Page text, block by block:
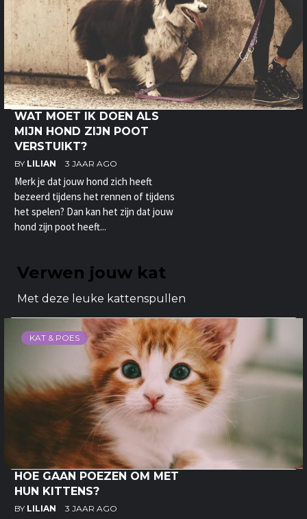
WAT MOET IK DOEN ALS
MIJN HOND ZIJN POOT
VERSTUIKT?
BY LILIAN 3 JAAR AGO
Merk je dat jouw hond zich heeft
bezeerd tijdens het rennen of tijdens
het spelen? Dan kan het zijn dat jouw
hond zijn poot heeft...
Verwen jouw kat
Met deze leuke kattenspullen
KAT & POES
HOE GAAN POEZEN OM MET
HUN KITTENS?
BY LILIAN 3 JAAR AGO